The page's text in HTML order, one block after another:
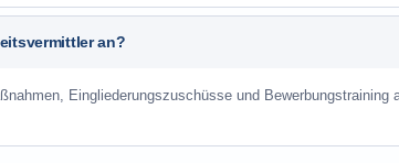
an?
Eingliederungszuschüsse und